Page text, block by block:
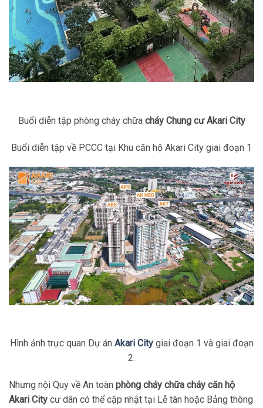
Buổi diễn tập phòng cháy chữa cháy Chung cư Akari City
Buổi diễn tập về PCCC tại Khu căn hộ Akari City giai đoạn 1
Hình ảnh trực quan Dự án Akari Citygiai đoạn 1 và giai đoạn
2.
Nhưng nội Quy về An toàn phòng cháy chữa cháy căn hộ
Akari City cư dân có thể cập nhật tại Lễ tân hoặc Bảng thông